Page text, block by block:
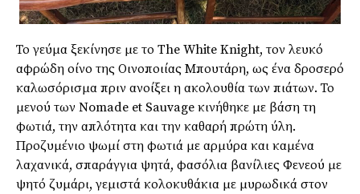
Το γεύμα ξεκίνησε με το The White Knight, τον λευκό
αφρώδη οίνο της Οινοποιίας Μπουτάρη, ως ένα δροσερό
καλωσόρισμα πριν ανοίξει η ακολουθία των πιάτων. Το
μενού των Nomade et Sauvage κινήθηκε με βάση τη
φωτιά, την απλότητα και την καθαρή πρώτη ύλη.
Προζυμένιο ψωμί στη φωτιά με αρμύρα και καμένα
λαχανικά, σπαράγγια ψητά, φασόλια βανίλιες Φενεού με
ψητό ζυμάρι, γεμιστά κολοκυθάκια με μυρωδικά στον